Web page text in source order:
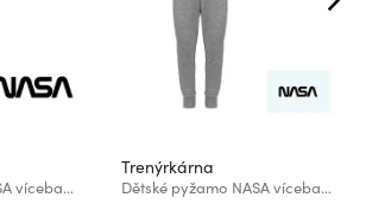
Dětské pyžamo NASA vícebarevné (39232/white)
Trenýrkárna
Dětské pyžamo NASA vícebarevné (39233/black)